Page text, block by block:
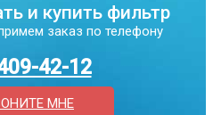
и купить фильтр
заказ по телефону
42-12
МНЕ